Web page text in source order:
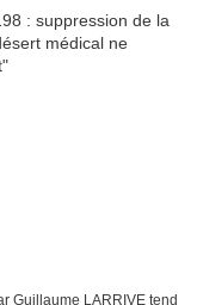
Guillaume LARRIVE tend